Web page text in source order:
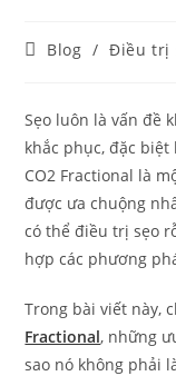
Blog / Điều trị
Sẹo luôn là vấn đề
khắc phục, đặc biệt
CO2 Fractional là
được ưa chuộng
có thể điều trị sẹo
hợp các phương
Trong bài viết này,
Fractional, những
sao nó không phải